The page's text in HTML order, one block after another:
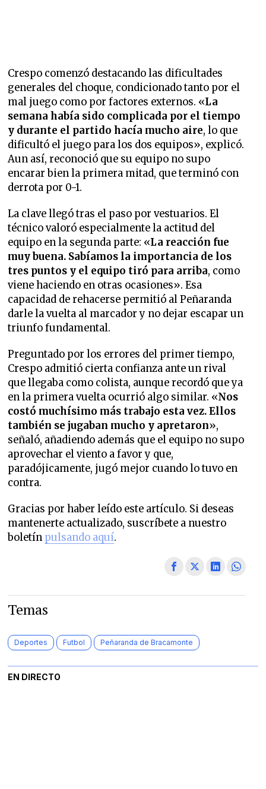
Crespo comenzó destacando las dificultades
generales del choque, condicionado tanto por el
mal juego como por factores externos. «La
semana había sido complicada por el tiempo
y durante el partido hacía mucho aire, lo que
dificultó el juego para los dos equipos», explicó.
Aun así, reconoció que su equipo no supo
encarar bien la primera mitad, que terminó con
derrota por 0-1.
La clave llegó tras el paso por vestuarios. El
técnico valoró especialmente la actitud del
equipo en la segunda parte: «La reacción fue
muy buena. Sabíamos la importancia de los
tres puntos y el equipo tiró para arriba, como
viene haciendo en otras ocasiones». Esa
capacidad de rehacerse permitió al Peñaranda
darle la vuelta al marcador y no dejar escapar un
triunfo fundamental.
Preguntado por los errores del primer tiempo,
Crespo admitió cierta confianza ante un rival
que llegaba como colista, aunque recordó que ya
en la primera vuelta ocurrió algo similar. «Nos
costó muchísimo más trabajo esta vez. Ellos
también se jugaban mucho y apretaron»,
señaló, añadiendo además que el equipo no supo
aprovechar el viento a favor y que,
paradójicamente, jugó mejor cuando lo tuvo en
contra.
Gracias por haber leído este artículo. Si deseas
mantenerte actualizado, suscríbete a nuestro
boletín pulsando aquí.
Temas
Deportes Futbol Peñaranda de Bracamonte
EN DIRECTO